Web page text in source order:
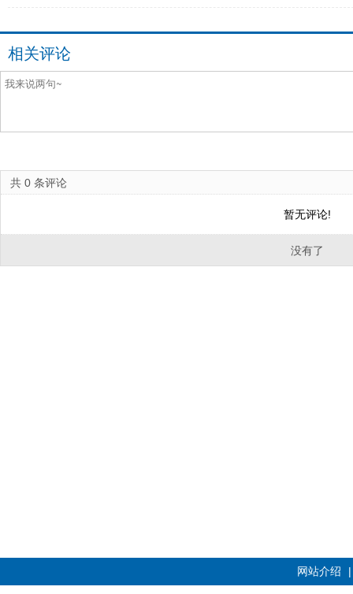
相关评论
共 0 条评论
暂无评论!
没有了
网站介绍